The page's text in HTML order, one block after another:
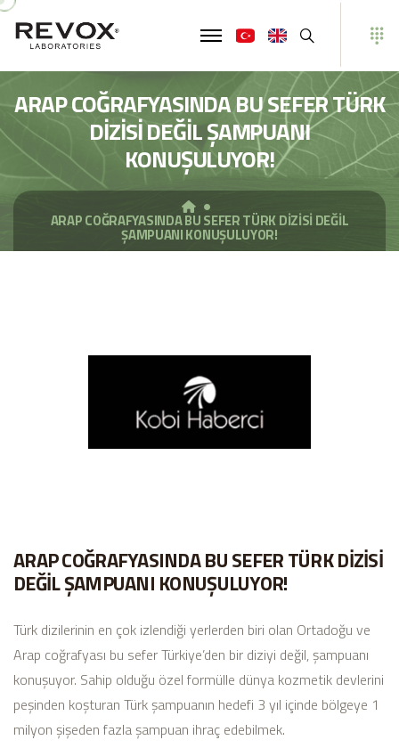
Ara
ARAP COĞRAFYASINDA BU SEFER TÜRK
DİZİSİ DEĞİL ŞAMPUANI
KONUŞULUYOR!
ARAP COĞRAFYASINDA BU SEFER TÜRK DİZİSİ DEĞİL
ŞAMPUANI KONUŞULUYOR!
ARAP COĞRAFYASINDA BU SEFER TÜRK DİZİSİ
DEĞİL ŞAMPUANI KONUŞULUYOR!
Türk dizilerinin en çok izlendiği yerlerden biri olan Ortadoğu ve
Arap coğrafyası bu sefer Türkiye’den bir diziyi değil, şampuanı
konuşuyor. Sahip olduğu özel formülle dünya kozmetik devlerini
peşinden koşturan Türk şampuanın hedefi 3 yıl içinde bölgeye 1
milyon şişeden fazla şampuan ihraç edebilmek.